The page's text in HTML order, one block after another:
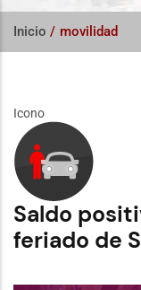
Inicio / movilidad
Icono
Saldo
feriado de